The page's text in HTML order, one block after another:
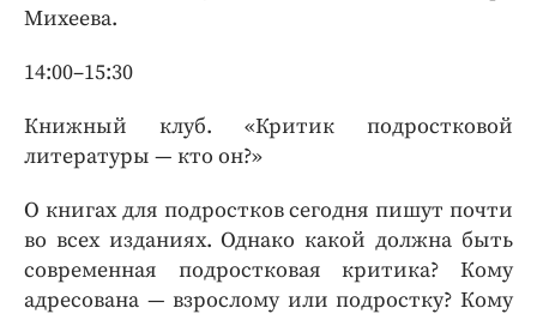
Михеева.
14:00–15:30
Книжный клуб. «Критик подростковой
литературы — кто он?»
О книгах для подростков сегодня пишут почти
во всех изданиях. Однако какой должна быть
современная подростковая критика? Кому
адресована — взрослому или подростку? Кому